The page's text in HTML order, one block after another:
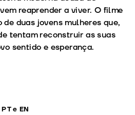
reaprender a viver. O filme
duas jovens mulheres que,
tentam reconstruir as suas
sentido e esperança.
e EN